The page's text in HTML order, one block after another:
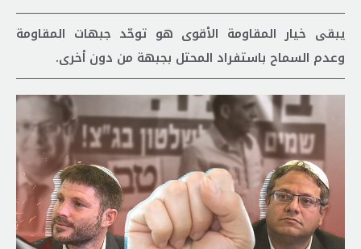
يبقى خيار المقاومة الأقوى هو توحّد جبهات المقاومة
وعدم السماح باستفراد المحتل بجبهة من دون أخرى.